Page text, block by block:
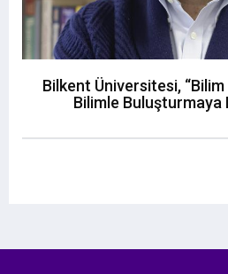
Bilkent Üniversitesi,
Bilimle Buluşturmaya